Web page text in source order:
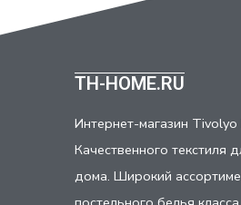
TH-HOME.RU
Интернет-магазин Tivolyo
Качественного текстиля
дома. Широкий